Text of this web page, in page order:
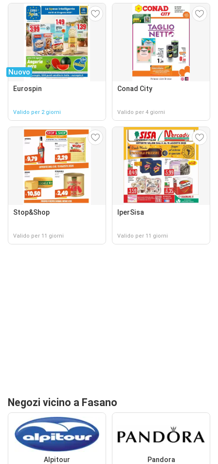
Nuovo
Eurospin
Valido per 2 giorni
Conad City
Valido per 4 giorni
Stop&Shop
Valido per 11 giorni
IperSisa
Valido per 11 giorni
Negozi vicino a Fasano
Alpitour Pandora